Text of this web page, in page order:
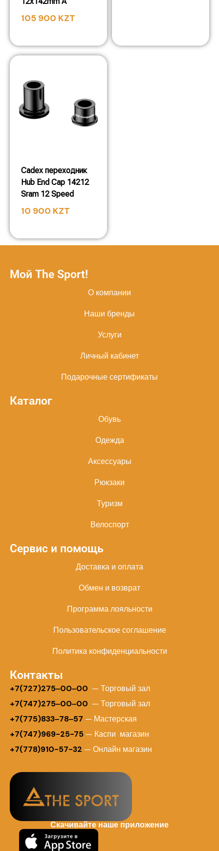
105 900 KZT
Cadex переходник
Hub End Cap 14212
Sram 12 Speed
10 900 KZT
Мой The Sport!
О компании
Наши бренды
Услуги
Личный кабинет
Подарочные сертификаты
Каталог
Обувь
Одежда
Аксессуары
Рюкзаки
Туризм
Велоспорт
Сервис и помощь
Доставка и оплата
Обмен и возврат
Программа лояльности
Пользовательское соглашение
Политика конфиденциальности
Контакты
+7(727)275‒00‒00 — Торговый зал
+7(747)275‒00‒00 — Торговый зал
+7(775)833‒78‒57 — Мастерская
+7(747)969-25-75 — Каспи магазин
+7(778)910-57-32 — Онлайн магазин
Скачивайте наше приложение